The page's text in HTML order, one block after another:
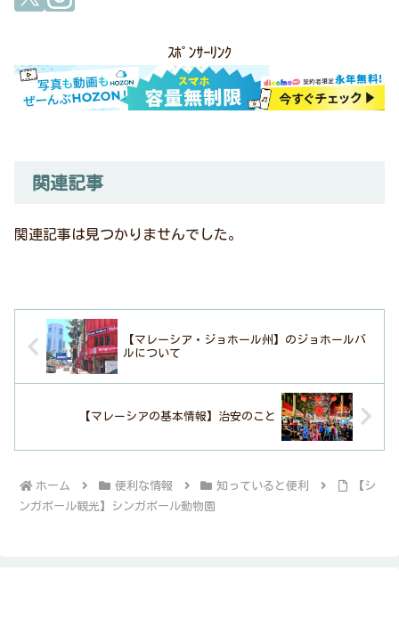
ｽﾎﾟﾝｻｰﾘﾝｸ
関連記事
関連記事は見つかりませんでした。
【マレーシア・ジョホール州】のジョホールバ
ルについて
【マレーシアの基本情報】治安のこと
ホーム 便利な情報 知っていると便利
【シ
ンガポール観光】シンガポール動物園